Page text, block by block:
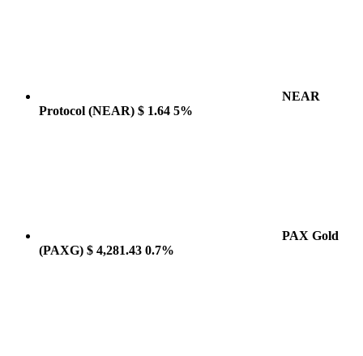
NEAR
Protocol (NEAR) $ 1.64 5%
PAX Gold
(PAXG) $ 4,281.43 0.7%